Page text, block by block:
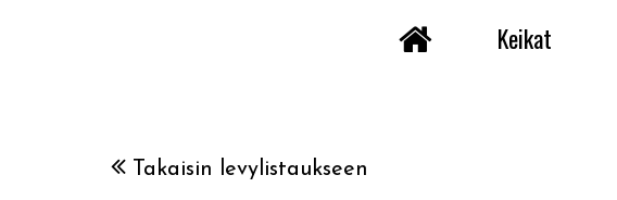
Keikat
Takaisin levylistaukseen